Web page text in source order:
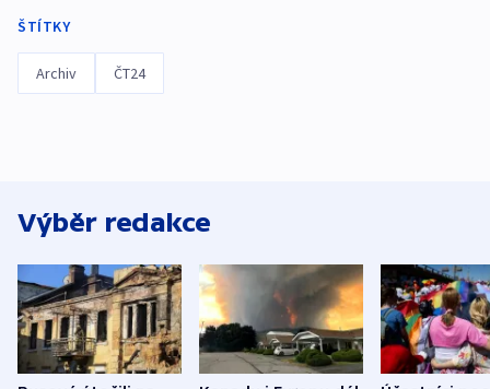
ŠTÍTKY
Archiv ČT24
Výběr redakce